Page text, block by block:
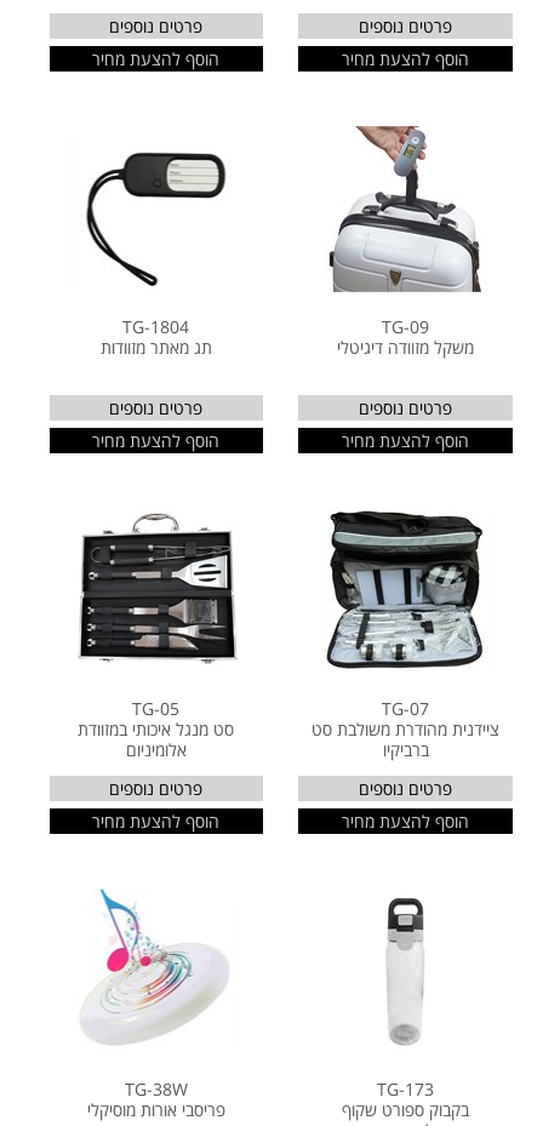
פרטים נוספים
הוסף להצעת מחיר
פרטים נוספים
הוסף להצעת מחיר
TG-09
משקל מזוודה דיגיטלי
פרטים נוספים
הוסף להצעת מחיר
TG-1804
תג מאתר מזוודות
פרטים נוספים
הוסף להצעת מחיר
TG-07
ציידנית מהודרת משולבת סט
ברביקיו
פרטים נוספים
הוסף להצעת מחיר
TG-05
סט מנגל איכותי במזוודת
אלומיניום
פרטים נוספים
הוסף להצעת מחיר
TG-173
בקבוק ספורט שקוף
TG-38W
פריסבי אורות מוסיקלי